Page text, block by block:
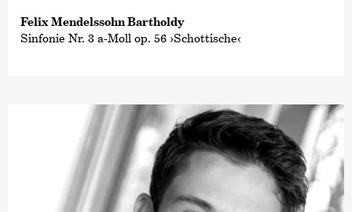
Felix Mendelssohn Bartholdy
Sinfonie Nr. 3 a-Moll op. 56 ›Schottische‹